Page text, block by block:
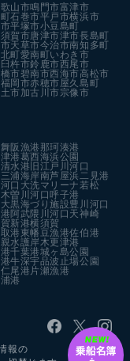
山市鳴門市富津市
石巻市平戸市横浜市
平塚市小豆島町
賀市唐津市津市長島町
天草市今治市南知多町
町愛南町いわき市
臼杵市鈴鹿市西尾市
市碧南市西海市高松市
福岡市赤穂市屋久島町
市加古川市宗像市
舞阪漁港 那珂湊港
港葛西海浜公園
清水港 旧江戸川河口
三浦海岸南芦屋浜 二見港
口 大洗マリーナ 若松
木曽川河口呼子港
大黒海づり施設豊川河口
阿武隈川河口 天神崎
新港横須賀
港 東幡豆漁港佐伯港
水護岸 木更津港
千葉港城ヶ島公園
牛深宇品波止場公園
尾港 片瀬漁港
港
報の